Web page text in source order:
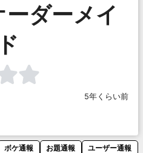
ダーメイ
ド
5年くらい前
ボケ通報 お題通報 ユーザー通報